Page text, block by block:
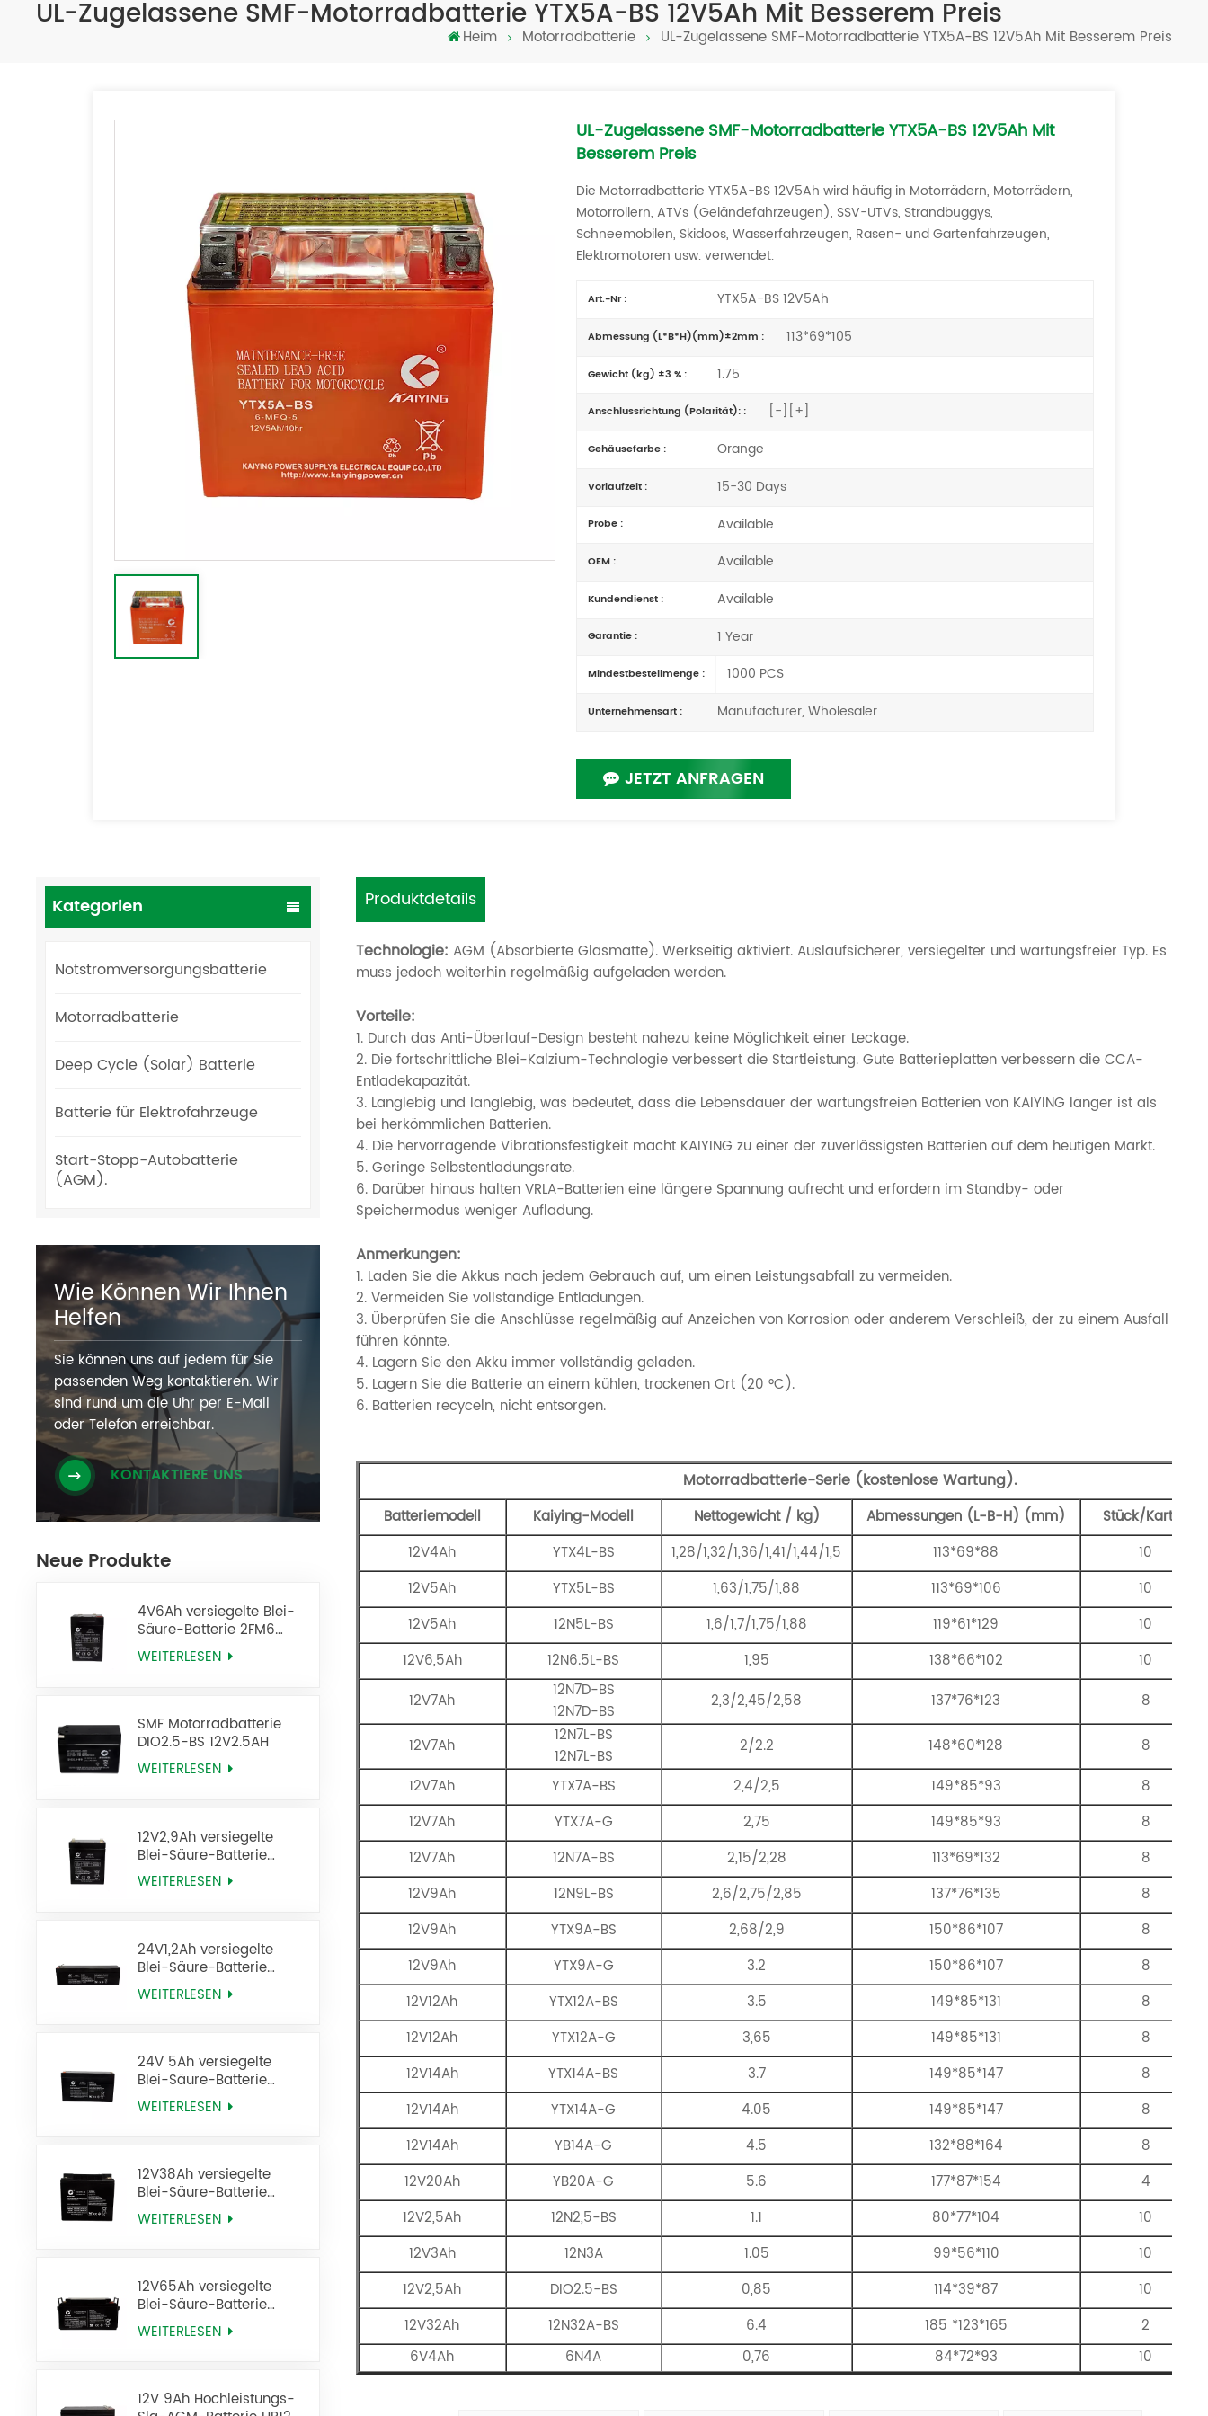
UL-Zugelassene SMF-Motorradbatterie YTX5A-BS 12V5Ah Mit Besserem Preis
Heim Motorradbatterie UL-Zugelassene SMF-Motorradbatterie YTX5A-BS 12V5Ah Mit Besserem Preis
UL-Zugelassene SMF-Motorradbatterie YTX5A-BS 12V5Ah Mit
Besserem Preis
Die Motorradbatterie YTX5A-BS 12V5Ah wird häufig in Motorrädern, Motorrädern,
Motorrollern, ATVs (Geländefahrzeugen), SSV-UTVs, Strandbuggys,
Schneemobilen, Skidoos, Wasserfahrzeugen, Rasen- und Gartenfahrzeugen,
Elektromotoren usw. verwendet.
Art.-Nr : YTX5A-BS 12V5Ah
Abmessung (L*B*H)(mm)±2mm : 113*69*105
Gewicht (kg) ±3 % : 1.75
Anschlussrichtung (Polarität): : [-][+]
Gehäusefarbe : Orange
Vorlaufzeit : 15-30 Days
Probe : Available
OEM : Available
Kundendienst : Available
Garantie : 1 Year
Mindestbestellmenge : 1000 PCS
Unternehmensart : Manufacturer, Wholesaler
JETZT ANFRAGEN
Kategorien
Notstromversorgungsbatterie
Motorradbatterie
Deep Cycle (Solar) Batterie
Batterie für Elektrofahrzeuge
Start-Stopp-Autobatterie
(AGM).
Wie Können Wir Ihnen
Helfen
Sie können uns auf jedem für Sie
passenden Weg kontaktieren. Wir
sind rund um die Uhr per E-Mail
oder Telefon erreichbar.
KONTAKTIERE UNS
Neue Produkte
4V6Ah versiegelte Blei-
Säure-Batterie 2FM6
USV-Batterie
WEITERLESEN
SMF Motorradbatterie
DIO2.5-BS 12V2.5AH
WEITERLESEN
12V2,9Ah versiegelte
Blei-Säure-Batterie
6FM2,9 USV-Batterie
WEITERLESEN
24V1,2Ah versiegelte
Blei-Säure-Batterie
12FM1,2 USV-Batterie
WEITERLESEN
24V 5Ah versiegelte
Blei-Säure-Batterie
12FM5 USV-Batterie
WEITERLESEN
12V38Ah versiegelte
Blei-Säure-Batterie
6FM38
WEITERLESEN
12V65Ah versiegelte
Blei-Säure-Batterie
6FM65
WEITERLESEN
12V 9Ah Hochleistungs-
Produktdetails
Technologie: AGM (Absorbierte Glasmatte). Werkseitig aktiviert. Auslaufsicherer, versiegelter und wartungsfreier Typ. Es
muss jedoch weiterhin regelmäßig aufgeladen werden.
Vorteile:
1. Durch das Anti-Überlauf-Design besteht nahezu keine Möglichkeit einer Leckage.
2. Die fortschrittliche Blei-Kalzium-Technologie verbessert die Startleistung. Gute Batterieplatten verbessern die CCA-
Entladekapazität.
3. Langlebig und langlebig, was bedeutet, dass die Lebensdauer der wartungsfreien Batterien von KAIYING länger ist als
bei herkömmlichen Batterien.
4. Die hervorragende Vibrationsfestigkeit macht KAIYING zu einer der zuverlässigsten Batterien auf dem heutigen Markt.
5. Geringe Selbstentladungsrate.
6. Darüber hinaus halten VRLA-Batterien eine längere Spannung aufrecht und erfordern im Standby- oder
Speichermodus weniger Aufladung.
Anmerkungen:
1. Laden Sie die Akkus nach jedem Gebrauch auf, um einen Leistungsabfall zu vermeiden.
2. Vermeiden Sie vollständige Entladungen.
3. Überprüfen Sie die Anschlüsse regelmäßig auf Anzeichen von Korrosion oder anderem Verschleiß, der zu einem Ausfall
führen könnte.
4. Lagern Sie den Akku immer vollständig geladen.
5. Lagern Sie die Batterie an einem kühlen, trockenen Ort (20 °C).
6. Batterien recyceln, nicht entsorgen.
Motorradbatterie-Serie (kostenlose Wartung).
Batteriemodell Kaiying-Modell Nettogewicht / kg) Abmessungen (L-B-H) (mm)
Stück/Karton
12V4Ah
YTX4L-BS 1,28/1,32/1,36/1,41/1,44/1,5 113*69*88
10
12V5Ah
YTX5L-BS 1,63/1,75/1,88 113*69*106
10
12V5Ah
12N5L-BS 1,6/1,7/1,75/1,88 119*61*129
10
12V6,5Ah
12N6.5L-BS 1,95 138*66*102
10
12V7Ah
12N7D-BS
12N7D-BS
2,3/2,45/2,58 137*76*123
8
12V7Ah
12N7L-BS
12N7L-BS
2/2.2 148*60*128
8
12V7Ah
YTX7A-BS 2,4/2,5 149*85*93
8
12V7Ah
YTX7A-G 2,75 149*85*93
8
12V7Ah
12N7A-BS 2,15/2,28 113*69*132
8
12V9Ah
12N9L-BS 2,6/2,75/2,85 137*76*135
8
12V9Ah
YTX9A-BS 2,68/2,9 150*86*107
8
12V9Ah
YTX9A-G 3.2 150*86*107
8
12V12Ah
YTX12A-BS 3.5 149*85*131
8
12V12Ah
YTX12A-G 3,65 149*85*131
8
12V14Ah
YTX14A-BS 3.7 149*85*147
8
12V14Ah
YTX14A-G 4.05 149*85*147
8
12V14Ah
YB14A-G 4.5 132*88*164
8
12V20Ah
YB20A-G 5.6 177*87*154
4
12V2,5Ah
12N2,5-BS 1.1 80*77*104
10
12V3Ah
12N3A 1.05 99*56*110
10
12V2,5Ah
DIO2.5-BS 0,85 114*39*87
10
12V32Ah
12N32A-BS 6.4 185 *123*165
2
6V4Ah
6N4A 0,76 84*72*93 10